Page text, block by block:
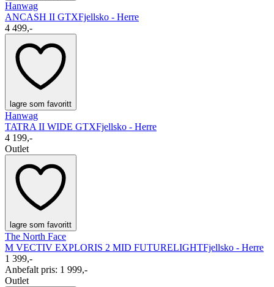
Hanwag
ANCASH II GTXFjellsko - Herre
4 499,-
lagre som favoritt
Hanwag
TATRA II WIDE GTXFjellsko - Herre
4 199,-
Outlet
lagre som favoritt
The North Face
M VECTIV EXPLORIS 2 MID FUTURELIGHTFjellsko - Herre
1 399,-
Anbefalt pris: 1 999,-
Outlet